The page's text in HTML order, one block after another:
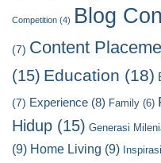
e
g
r
y
Competition (4) Blog
(7) Content
(15) Education (18)
(7) Experience (8) Family (6)
Hidup (15) Generasi
(9) Home Living (9) Inspirasi